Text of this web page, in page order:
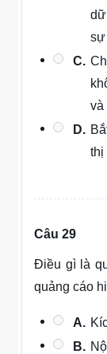
sự
C.
và
D.
thị
Câu 29
Điều gì là
quảng cáo
A.
B.